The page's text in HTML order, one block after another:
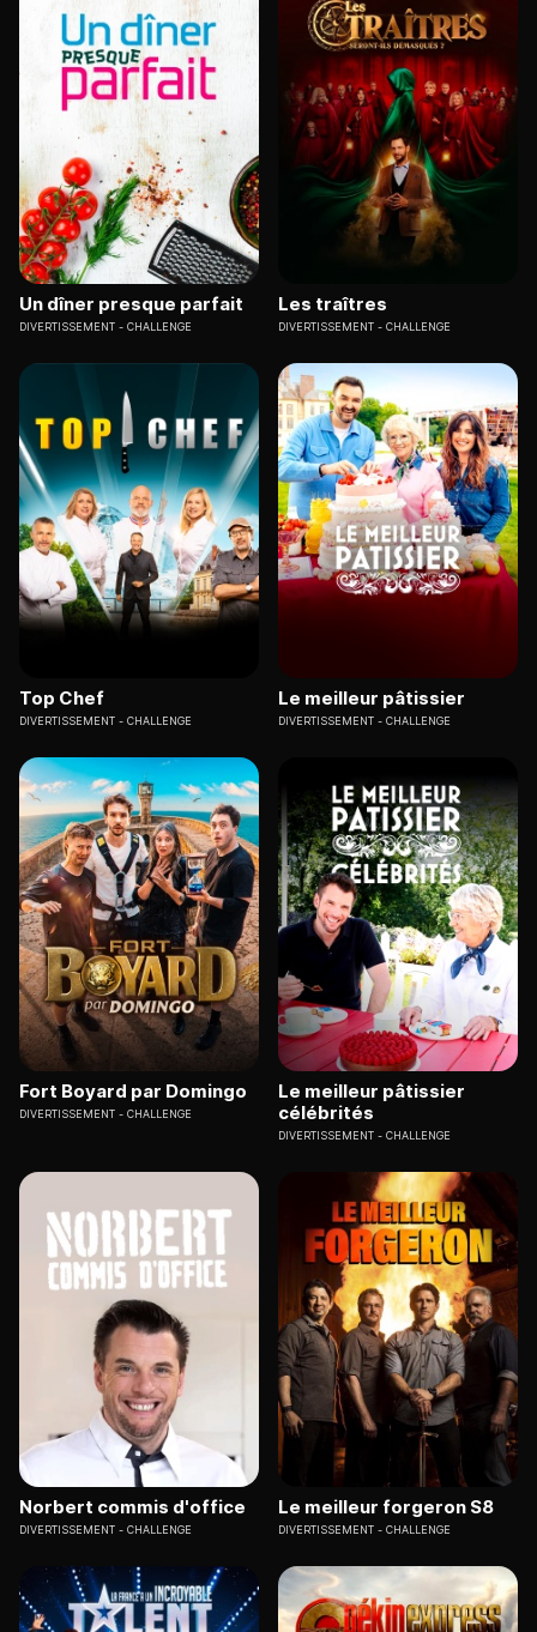
Un dîner presque parfait
DIVERTISSEMENT CHALLENGE
Les traîtres
DIVERTISSEMENT CHALLENGE
Top Chef
DIVERTISSEMENT CHALLENGE
Le meilleur pâtissier
DIVERTISSEMENT CHALLENGE
Fort Boyard par Domingo
DIVERTISSEMENT CHALLENGE
Le meilleur pâtissier
célébrités
DIVERTISSEMENT CHALLENGE
Norbert commis d'office
DIVERTISSEMENT CHALLENGE
Le meilleur forgeron S8
DIVERTISSEMENT CHALLENGE